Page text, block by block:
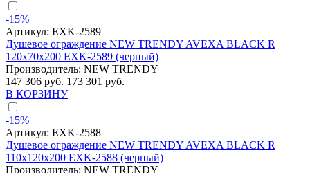
-15%
Артикул: EXK-2589
Душевое ограждение NEW TRENDY AVEXA BLACK R
120x70x200 EXK-2589 (черный)
Производитель: NEW TRENDY
147 306 руб. 173 301 руб.
В КОРЗИНУ
-15%
Артикул: EXK-2588
Душевое ограждение NEW TRENDY AVEXA BLACK R
110x120x200 EXK-2588 (черный)
Производитель: NEW TRENDY